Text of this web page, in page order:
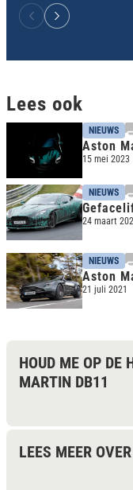
Lees ook
NIEUWS
Aston
15 mei 2023
NIEUWS
24 maart
NIEUWS
Aston
21 juli 2021
HOUD ME OP DE
MARTIN DB11
LEES MEER